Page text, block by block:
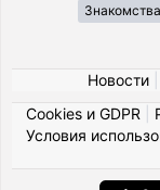
Новости|
Cookies и GDPR
Условия